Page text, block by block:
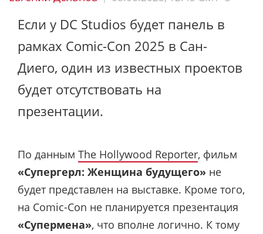
Если у DC Studios будет панель в
рамках Comic-Con 2025 в Сан-
Диего, один из известных проектов
будет отсутствовать на
презентации.
По данным The Hollywood Reporter, фильм
«Супергерл: Женщина будущего» не
будет представлен на выставке. Кроме того,
на Comic-Con не планируется презентация
«Супермена», что вполне логично. К тому